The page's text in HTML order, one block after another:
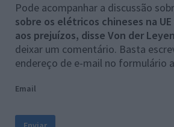
Pode acompanhar a discussão
sobre os elétricos chineses na
aos prejuízos, disse Von der Leyen
deixar um comentário. Basta
endereço de e-mail no formulário
Email